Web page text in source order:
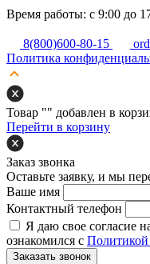
Время работы: с 9:00 до
8(800)600-80-15
Политика
Товар "" добавлен в
Перейти в корзину
Заказ звонка
Оставьте заявку, и мы
Ваше имя
Контактный телефон
Я даю свое согласие
ознакомился с Политикой
Заказать звонок